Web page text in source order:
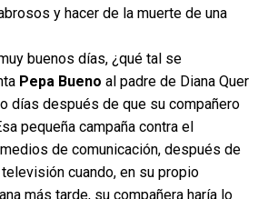
y hacer de la muerte de una
buenos días, ¿qué tal se
Pepa Bueno al padre de Diana Quer
días después de que su compañero
pequeña campaña contra el
de comunicación, después de
cuando, en su propio
más tarde, su compañera haría lo